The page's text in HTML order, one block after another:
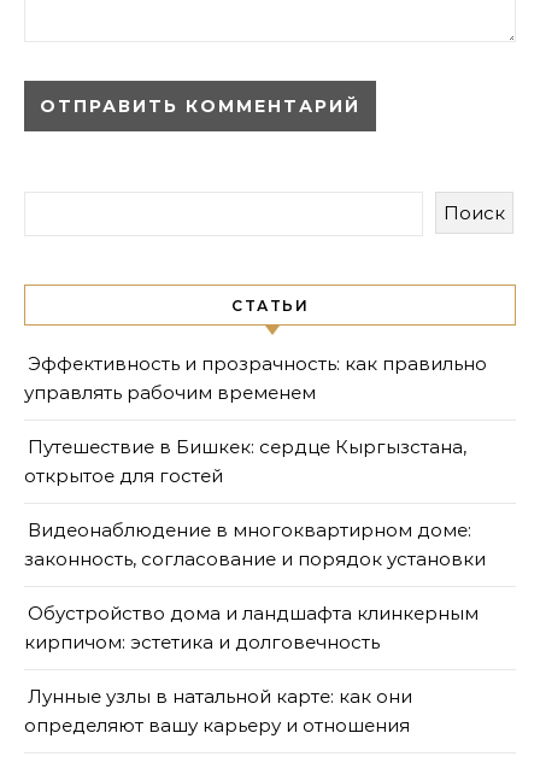
Поиск
СТАТЬИ
Эффективность и прозрачность: как правильно
управлять рабочим временем
Путешествие в Бишкек: сердце Кыргызстана,
открытое для гостей
Видеонаблюдение в многоквартирном доме:
законность, согласование и порядок установки
Обустройство дома и ландшафта клинкерным
кирпичом: эстетика и долговечность
Лунные узлы в натальной карте: как они
определяют вашу карьеру и отношения